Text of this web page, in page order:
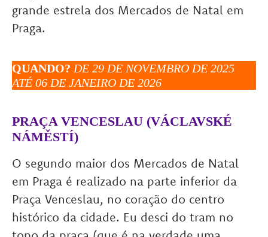
grande estrela dos Mercados de Natal em
Praga.
QUANDO? DE 29 DE NOVEMBRO DE 2025
ATÉ 06 DE JANEIRO DE 2026
PRAÇA VENCESLAU (VÁCLAVSKÉ
NÁMĚSTÍ)
O segundo maior dos Mercados de Natal
em Praga é realizado na parte inferior da
Praça Venceslau, no coração do centro
histórico da cidade. Eu desci do tram no